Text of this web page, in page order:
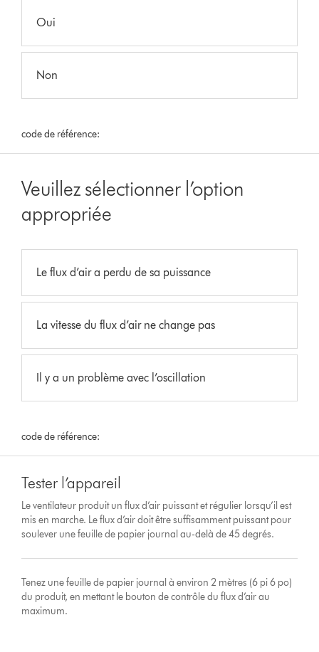
Oui
Non
code de référence:
Veuillez sélectionner l’option
appropriée
Le flux d’air a perdu de sa puissance
La vitesse du flux d’air ne change pas
Il y a un problème avec l’oscillation
code de référence:
Tester l’appareil
Le ventilateur produit un flux d’air puissant et régulier lorsqu’il est
mis en marche. Le flux d’air doit être suffisamment puissant pour
soulever une feuille de papier journal au-delà de 45 degrés.
Tenez une feuille de papier journal à environ 2 mètres (6 pi 6 po)
du produit, en mettant le bouton de contrôle du flux d’air au
maximum.